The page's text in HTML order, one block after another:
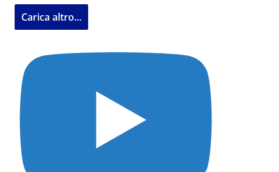
Carica altro...